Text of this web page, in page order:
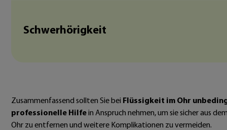
Schwerhörigkeit
Zusammenfassend sollten Sie bei Flüssigkeit im Ohr
professionelle Hilfein Anspruch nehmen, um sie sicher aus
Ohr zu entfernen und weitere Komplikationen zu vermeiden.